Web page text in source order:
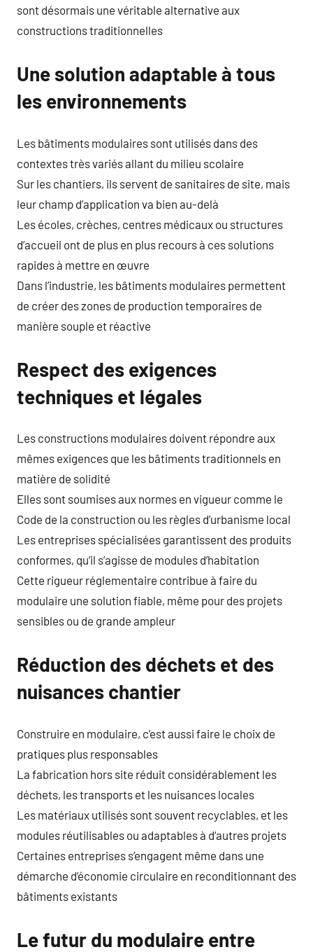
sont désormais une véritable alternative aux
constructions traditionnelles
Une solution adaptable à tous
les environnements
Les bâtiments modulaires sont utilisés dans des
contextes très variés allant du milieu scolaire
Sur les chantiers, ils servent de sanitaires de site, mais
leur champ d’application va bien au-delà
Les écoles, crèches, centres médicaux ou structures
d’accueil ont de plus en plus recours à ces solutions
rapides à mettre en œuvre
Dans l’industrie, les bâtiments modulaires permettent
de créer des zones de production temporaires de
manière souple et réactive
Respect des exigences
techniques et légales
Les constructions modulaires doivent répondre aux
mêmes exigences que les bâtiments traditionnels en
matière de solidité
Elles sont soumises aux normes en vigueur comme le
Code de la construction ou les règles d’urbanisme local
Les entreprises spécialisées garantissent des produits
conformes, qu’il s’agisse de modules d’habitation
Cette rigueur réglementaire contribue à faire du
modulaire une solution fiable, même pour des projets
sensibles ou de grande ampleur
Réduction des déchets et des
nuisances chantier
Construire en modulaire, c’est aussi faire le choix de
pratiques plus responsables
La fabrication hors site réduit considérablement les
déchets, les transports et les nuisances locales
Les matériaux utilisés sont souvent recyclables, et les
modules réutilisables ou adaptables à d’autres projets
Certaines entreprises s’engagent même dans une
démarche d’économie circulaire en reconditionnant des
bâtiments existants
Le futur du modulaire entre